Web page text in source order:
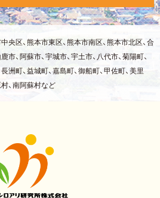
央区、熊本市東区、熊本市南区、熊本市北区、合
市、阿蘇市、宇城市、宇土市、八代市、菊陽町、
洲町、益城町、嘉島町、御船町、甲佐町、美里
村、南阿蘇村など